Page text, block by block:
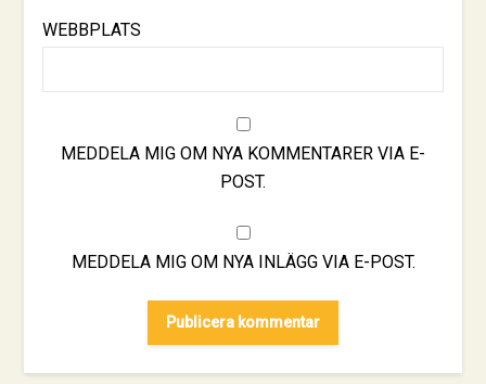
WEBBPLATS
MEDDELA MIG OM NYA KOMMENTARER VIA E-
POST.
MEDDELA MIG OM NYA INLÄGG VIA E-POST.